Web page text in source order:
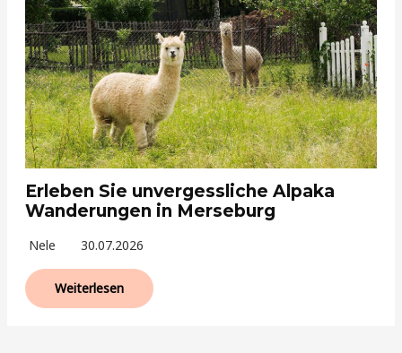
Erleben Sie unvergessliche Alpaka
Wanderungen in Merseburg
Nele 30.07.2026
Weiterlesen